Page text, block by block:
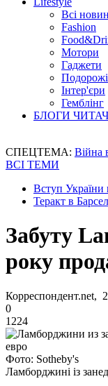
Всі
Fashion
Мотори
Гаджети
Подорожі
Інтер'єри
Гемблінг
БЛОГИ
СПЕЦТЕМА: Війна
ВСІ ТЕМИ
Вступ
Теракт в
Забуту
року
Корреспондент.net,
0
1224
Фото: Sotheby's
Ламборджині із